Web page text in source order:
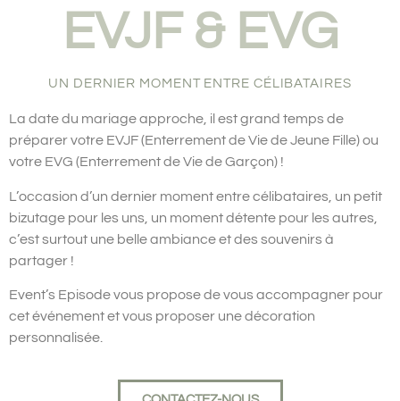
EVJF & EVG
UN DERNIER MOMENT ENTRE CÉLIBATAIRES
La date du mariage approche, il est grand temps de
préparer votre EVJF (Enterrement de Vie de Jeune Fille) ou
votre EVG (Enterrement de Vie de Garçon) !
L’occasion d’un dernier moment entre célibataires, un petit
bizutage pour les uns, un moment détente pour les autres,
c’est surtout une belle ambiance et des souvenirs à
partager !
Event’s Episode vous propose de vous accompagner pour
cet événement et vous proposer une décoration
personnalisée.